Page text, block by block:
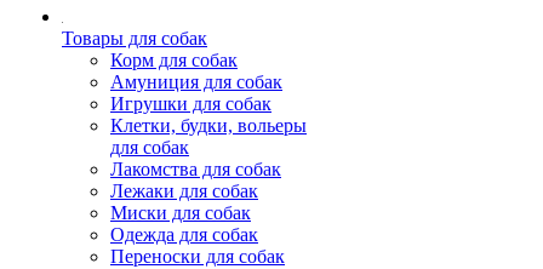
Товары для собак
Корм для собак
Амуниция для собак
Игрушки для собак
Клетки, будки, вольеры
для собак
Лакомства для собак
Лежаки для собак
Миски для собак
Одежда для собак
Переноски для собак